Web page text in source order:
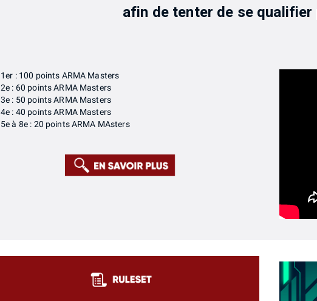
afin de tenter de se qualifier
1er : 100 points ARMA Masters
2e : 60 points ARMA Masters
3e : 50 points ARMA Masters
4e : 40 points ARMA Masters
5e à 8e : 20 points ARMA MAsters